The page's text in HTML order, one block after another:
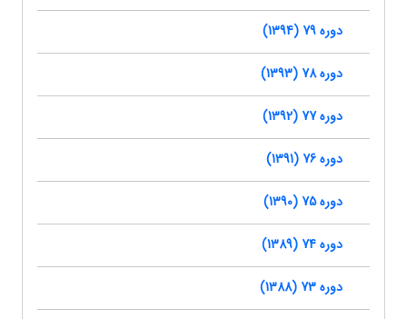
دوره 79 (1394)
دوره 78 (1393)
دوره 77 (1392)
دوره 76 (1391)
دوره 75 (1390)
دوره 74 (1389)
دوره 73 (1388)